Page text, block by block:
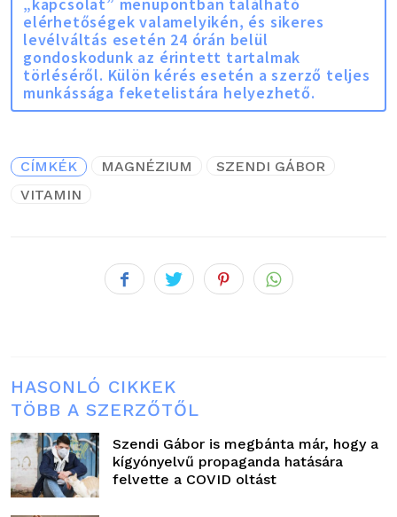
„kapcsolat” menüpontban található
elérhetőségek valamelyikén, és sikeres
levélváltás esetén 24 órán belül
gondoskodunk az érintett tartalmak
törléséről. Külön kérés esetén a szerző teljes
munkássága feketelistára helyezhető.
CÍMKÉK MAGNÉZIUM
SZENDI GÁBOR
VITAMIN
HASONLÓ CIKKEK
TÖBB A SZERZŐTŐL
Szendi Gábor is megbánta már, hogy a
kígyónyelvű propaganda hatására
felvette a COVID oltást